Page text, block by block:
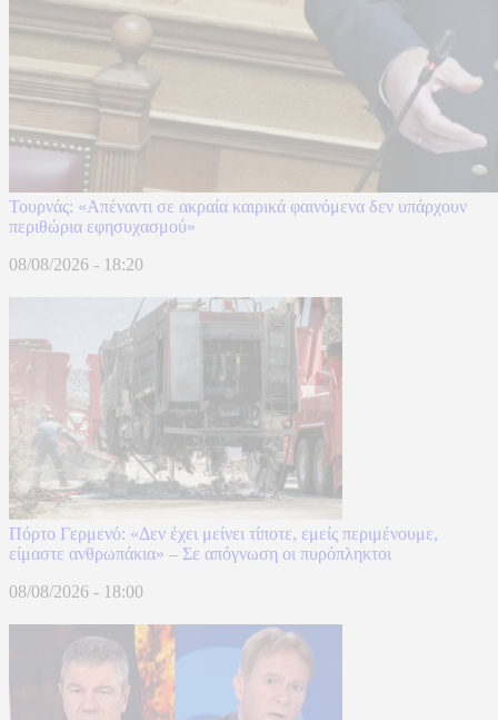
Τουρνάς: «Απέναντι σε ακραία καιρικά φαινόμενα δεν υπάρχουν
περιθώρια εφησυχασμού»
08/08/2026 - 18:20
Πόρτο Γερμενό: «Δεν έχει μείνει τίποτε, εμείς περιμένουμε,
είμαστε ανθρωπάκια» – Σε απόγνωση οι πυρόπληκτοι
08/08/2026 - 18:00